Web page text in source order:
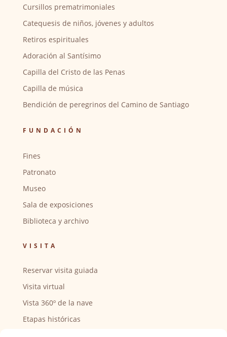
Cursillos prematrimoniales
Catequesis de niños, jóvenes y adultos
Retiros espirituales
Adoración al Santísimo
Capilla del Cristo de las Penas
Capilla de música
Bendición de peregrinos del Camino de Santiago
FUNDACIÓN
Fines
Patronato
Museo
Sala de exposiciones
Biblioteca y archivo
VISITA
Reservar visita guiada
Visita virtual
Vista 360º de la nave
Etapas históricas